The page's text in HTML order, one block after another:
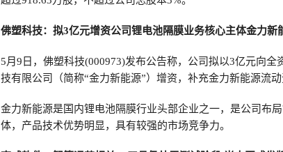
佛塑科技：拟3亿元增资公司锂电池隔膜业务核心主体金力新
5月9日，佛塑科技(000973)发布公告称，公司拟以3亿元向全
技有限公司（简称“金力新能源”）增资，补充金力新能源流动
金力新能源是国内锂电池隔膜行业头部企业之一，是公司布
体，产品技术优势明显，具有较强的市场竞争力。